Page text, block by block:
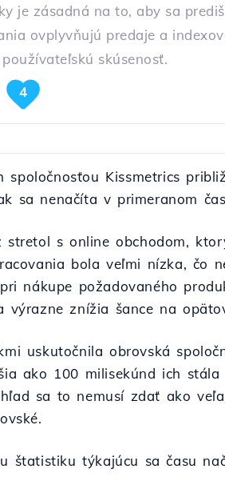
je zásadná na to, aby sa
ovplyvňujú predaje a
skúsenosť.
4
spoločnosťou Kissmetrics
sa nenačíta v primeranom
s online obchodom,
bola veľmi nízka, čo
nákupe požadovaného
výrazne znížia šance na
uskutočnila obrovská
ako 100 milisekúnd ich
sa to nemusí zdať ako
štatistiku týkajúcu sa času